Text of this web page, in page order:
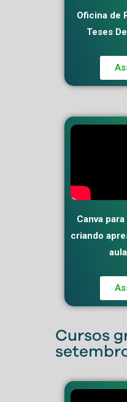
Oficina de
Teses
Canva
criando
Cursos